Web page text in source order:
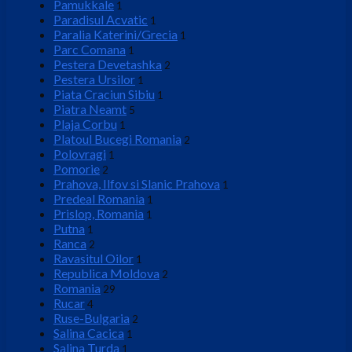
Pamukkale 1
Paradisul Acvatic 1
Paralia Katerini/Grecia 1
Parc Comana 1
Pestera Devetashka 2
Pestera Ursilor 1
Piata Craciun Sibiu 1
Piatra Neamt 5
Plaja Corbu 1
Platoul Bucegi Romania 2
Polovragi 1
Pomorie 2
Prahova, Ilfov si Slanic Prahova 1
Predeal Romania 1
Prislop, Romania 1
Putna 1
Ranca 2
Ravasitul Oilor 1
Republica Moldova 2
Romania 29
Rucar4
Ruse-Bulgaria 2
Salina Cacica 1
Salina Turda 1